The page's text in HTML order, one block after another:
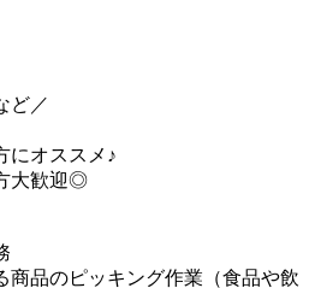
ど／
にオススメ♪
大歓迎◎
品のピッキング作業（食品や飲